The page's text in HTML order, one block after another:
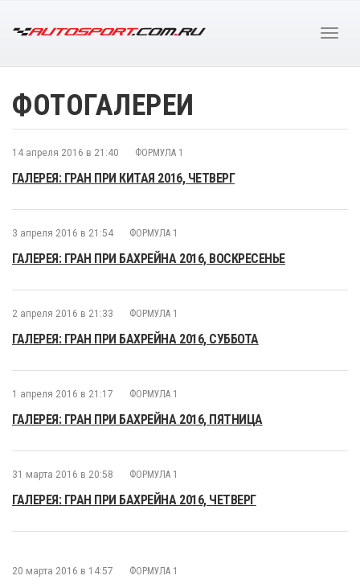
ФОТОГАЛЕРЕИ
14 апреля 2016 в 21:40 ФОРМУЛА 1
ГАЛЕРЕЯ: ГРАН ПРИ КИТАЯ 2016, ЧЕТВЕРГ
3 апреля 2016 в 21:54 ФОРМУЛА 1
ГАЛЕРЕЯ: ГРАН ПРИ БАХРЕЙНА 2016, ВОСКРЕСЕНЬЕ
2 апреля 2016 в 21:33 ФОРМУЛА 1
ГАЛЕРЕЯ: ГРАН ПРИ БАХРЕЙНА 2016, СУББОТА
1 апреля 2016 в 21:17 ФОРМУЛА 1
ГАЛЕРЕЯ: ГРАН ПРИ БАХРЕЙНА 2016, ПЯТНИЦА
31 марта 2016 в 20:58 ФОРМУЛА 1
ГАЛЕРЕЯ: ГРАН ПРИ БАХРЕЙНА 2016, ЧЕТВЕРГ
20 марта 2016 в 14:57 ФОРМУЛА 1